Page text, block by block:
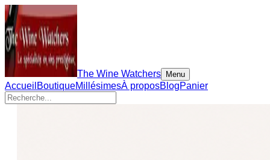
The Wine Watchers Menu
Accueil BoutiqueMillésimesÀ proposBlogPanier